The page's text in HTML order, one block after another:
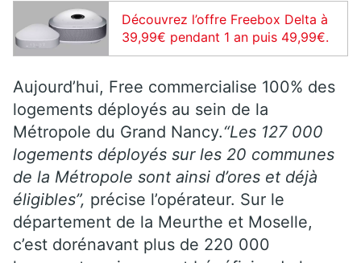
Découvrez l’offre Freebox Delta à
39,99€ pendant 1 an puis 49,99€.
Aujourd’hui, Free commercialise 100% des
logements déployés au sein de la
Métropole du Grand Nancy.“Les 127 000
logements déployés sur les 20 communes
de la Métropole sont ainsi d’ores et déjà
éligibles”, précise l’opérateur. Sur le
département de la Meurthe et Moselle,
c’est dorénavant plus de 220 000